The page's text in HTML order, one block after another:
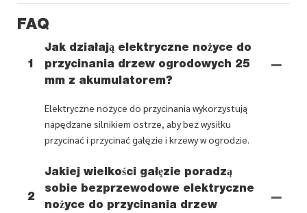
FAQ
1
Jak działają elektryczne nożyce do
przycinania drzew ogrodowych 25
mm z akumulatorem?
Elektryczne nożyce do przycinania wykorzystują
napędzane silnikiem ostrze, aby bez wysiłku
przycinać i przycinać gałęzie i krzewy w ogrodzie.
2
Jakiej wielkości gałęzie poradzą
sobie bezprzewodowe elektryczne
nożyce do przycinania drzew